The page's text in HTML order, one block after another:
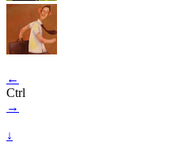
←
Ctrl
→
↓